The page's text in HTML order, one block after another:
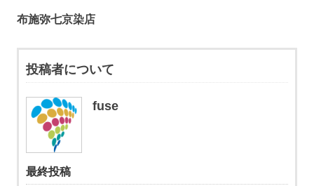
布施弥七京染店
投稿者について
fuse
最終投稿